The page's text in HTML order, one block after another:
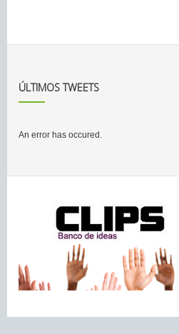
ÚLTIMOS TWEETS
An error has occured.